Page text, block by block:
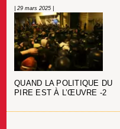
| 29 mars 2025 |
QUAND LA POLITIQUE DU
PIRE EST À L’ŒUVRE -2